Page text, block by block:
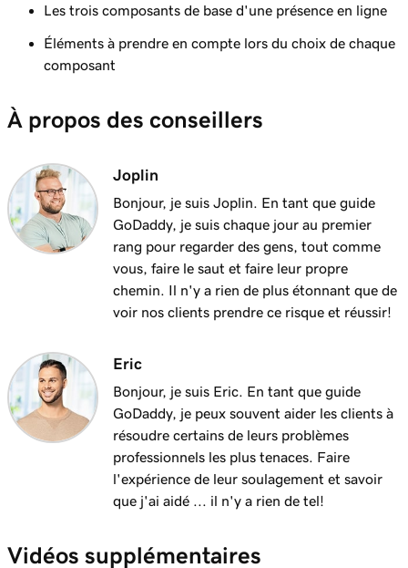
Quand faire du bricolage et quand déléguer
3m 28s
Créer un site Web
Embaucher quelqu'un pour créer votre site
Web
Les trois composants de base d'une présence en ligne
Éléments à prendre en compte lors du choix de chaque
composant
À propos des conseillers
Joplin
Bonjour, je suis Joplin. En tant que guide
GoDaddy, je suis chaque jour au premier
rang pour regarder des gens, tout comme
vous, faire le saut et faire leur propre
chemin. Il n'y a rien de plus étonnant que de
voir nos clients prendre ce risque et réussir!
Eric
Bonjour, je suis Eric. En tant que guide
GoDaddy, je peux souvent aider les clients à
résoudre certains de leurs problèmes
professionnels les plus tenaces. Faire
l'expérience de leur soulagement et savoir
que j'ai aidé ... il n'y a rien de tel!
Vidéos supplémentaires